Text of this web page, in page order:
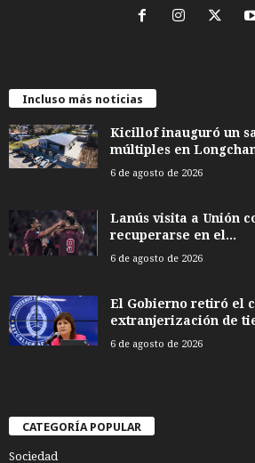
Incluso más noticias
Kicillof inauguró un
múltiples en
6 de agosto de 2026
Lanús visita a Unión
recuperarse en el...
6 de agosto de 2026
El Gobierno retiró el
extranjerización de
6 de agosto de 2026
CATEGORÍA POPULAR
Sociedad